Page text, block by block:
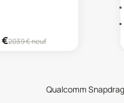
€2039€ neuf
Qualcomm